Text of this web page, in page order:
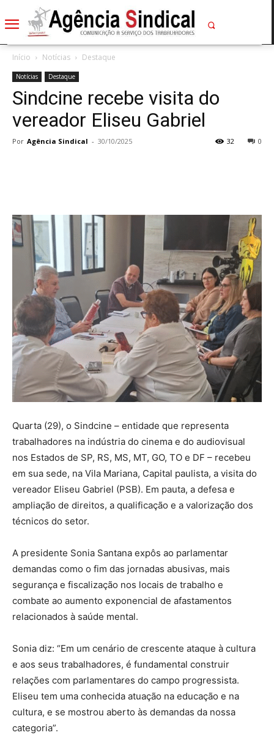
Início Notícias Destaque
Notícias Destaque
Sindcine recebe visita do
vereador Eliseu Gabriel
Por Agência Sindical - 30/10/2025 0
32
Quarta (29), o Sindcine – entidade que representa
trabalhadores na indústria do cinema e do audiovisual
nos Estados de SP, RS, MS, MT, GO, TO e DF – recebeu
em sua sede, na Vila Mariana, Capital paulista, a visita do
vereador Eliseu Gabriel (PSB). Em pauta, a defesa e
ampliação de direitos, a qualificação e a valorização dos
técnicos do setor.
A presidente Sonia Santana expôs ao parlamentar
demandas como o fim das jornadas abusivas, mais
segurança e fiscalização nos locais de trabalho e
combate ao aumento exponencial de afastamentos
relacionados à saúde mental.
Sonia diz: “Em um cenário de crescente ataque à cultura
e aos seus trabalhadores, é fundamental construir
relações com parlamentares do campo progressista.
Eliseu tem uma conhecida atuação na educação e na
cultura, e se mostrou aberto às demandas da nossa
categoria”.